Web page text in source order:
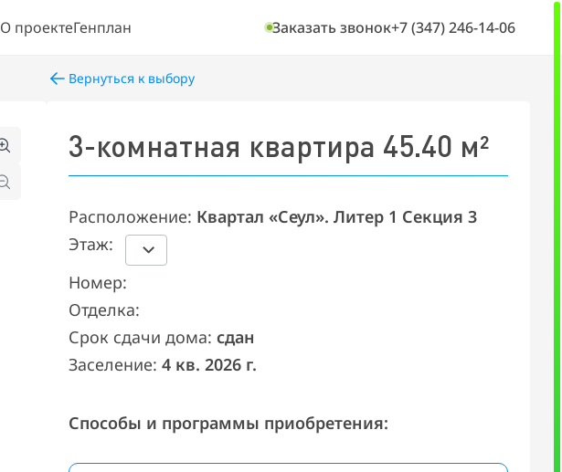
О проектеГенплан Заказать звонок+7 (347) 246-14-06
Вернуться к выбору
3-комнатная квартира 45.40 м²
Расположение: Квартал «Сеул». Литер 1 Секция 3
Этаж:
Номер:
Отделка:
Срок сдачи дома: сдан
Заселение: 4 кв. 2026 г.
Способы и программы приобретения: